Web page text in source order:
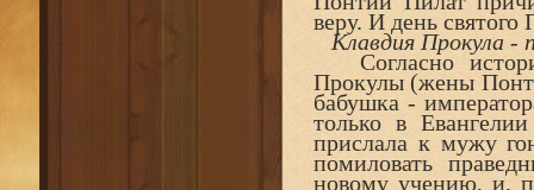
веру. И день
Клавдия Прокула -
Согласно
Прокулы (жены
бабушка -
только в
прислала к мужу
помиловать
новому учению, и,